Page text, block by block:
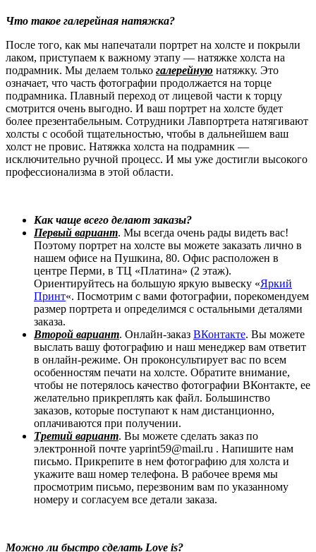
Что такое галерейная натяжка?
После того, как мы напечатали портрет на холсте и покрыли
лаком, приступаем к важному этапу — натяжке холста на
подрамник. Мы делаем только галерейную натяжку. Это
означает, что часть фотографии продолжается на торце
подрамника. Плавный переход от лицевой части к торцу
смотрится очень выгодно. И ваш портрет на холсте будет
более презентабельным. Сотрудники Лавпортрета натягивают
холсты с особой тщательностью, чтобы в дальнейшем ваш
холст не провис. Натяжка холста на подрамник —
исключительно ручной процесс. И мы уже достигли высокого
профессионализма в этой области.
Как чаще всего делают заказы?
Первый вариант. Мы всегда очень рады видеть вас!
Поэтому портрет на холсте вы можете заказать лично в
нашем офисе на Пушкина, 80. Офис расположен в
центре Перми, в ТЦ «Платина» (2 этаж).
Ориентируйтесь на большую яркую вывеску «Яркий
Принт«. Посмотрим с вами фотографии, порекомендуем
размер портрета и определимся с остальными деталями
заказа.
Второй вариант. Онлайн-заказ ВКонтакте. Вы можете
выслать вашу фотографию и наш менеджер вам ответит
в онлайн-режиме. Он проконсультирует вас по всем
особенностям печати на холсте. Обратите внимание,
чтобы не потерялось качество фотографии ВКонтакте, ее
желательно прикреплять как файл. Большинство
заказов, которые поступают к нам дистанционно,
оплачиваются при получении.
Третий вариант. Вы можете сделать заказ по
электронной почте yaprint59@mail.ru . Напишите нам
письмо. Прикрепите в нем фотографию для холста и
укажите ваш номер телефона. В рабочее время мы
просмотрим письмо, перезвоним вам по указанному
номеру и согласуем все детали заказа.
Можно ли быстро сделать Love is?